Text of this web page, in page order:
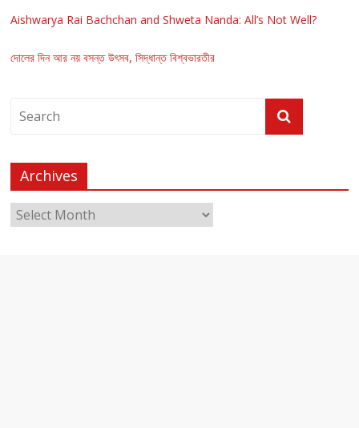
Aishwarya Rai Bachchan and Shweta Nanda: All’s Not Well?
দোলের দিন আর নয় বসন্ত উৎসব, সিদ্ধান্ত বিশ্বভারতীর
Archives